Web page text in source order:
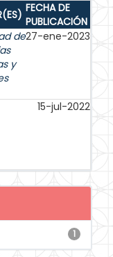
FECHA DE
PUBLICACIÓN
de
y
27-ene-2023
15-jul-2022
1